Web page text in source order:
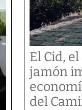
El Cid,
jamón
del